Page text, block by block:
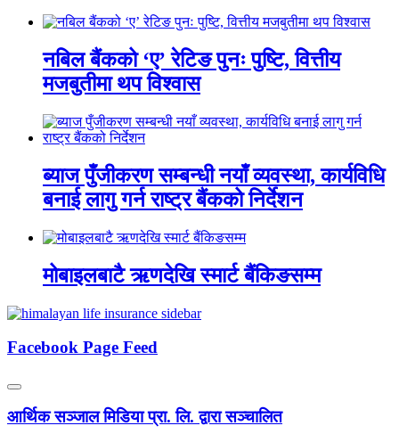
नबिल बैंकको ‘ए’ रेटिङ पुनः पुष्टि, वित्तीय
मजबुतीमा थप विश्वास
ब्याज पुँजीकरण सम्बन्धी नयाँ व्यवस्था, कार्यविधि
बनाई लागु गर्न राष्ट्र बैंकको निर्देशन
मोबाइलबाटै ऋणदेखि स्मार्ट बैंकिङसम्म
Facebook Page Feed
आर्थिक सञ्जाल मिडिया प्रा. लि. द्वारा सञ्चालित